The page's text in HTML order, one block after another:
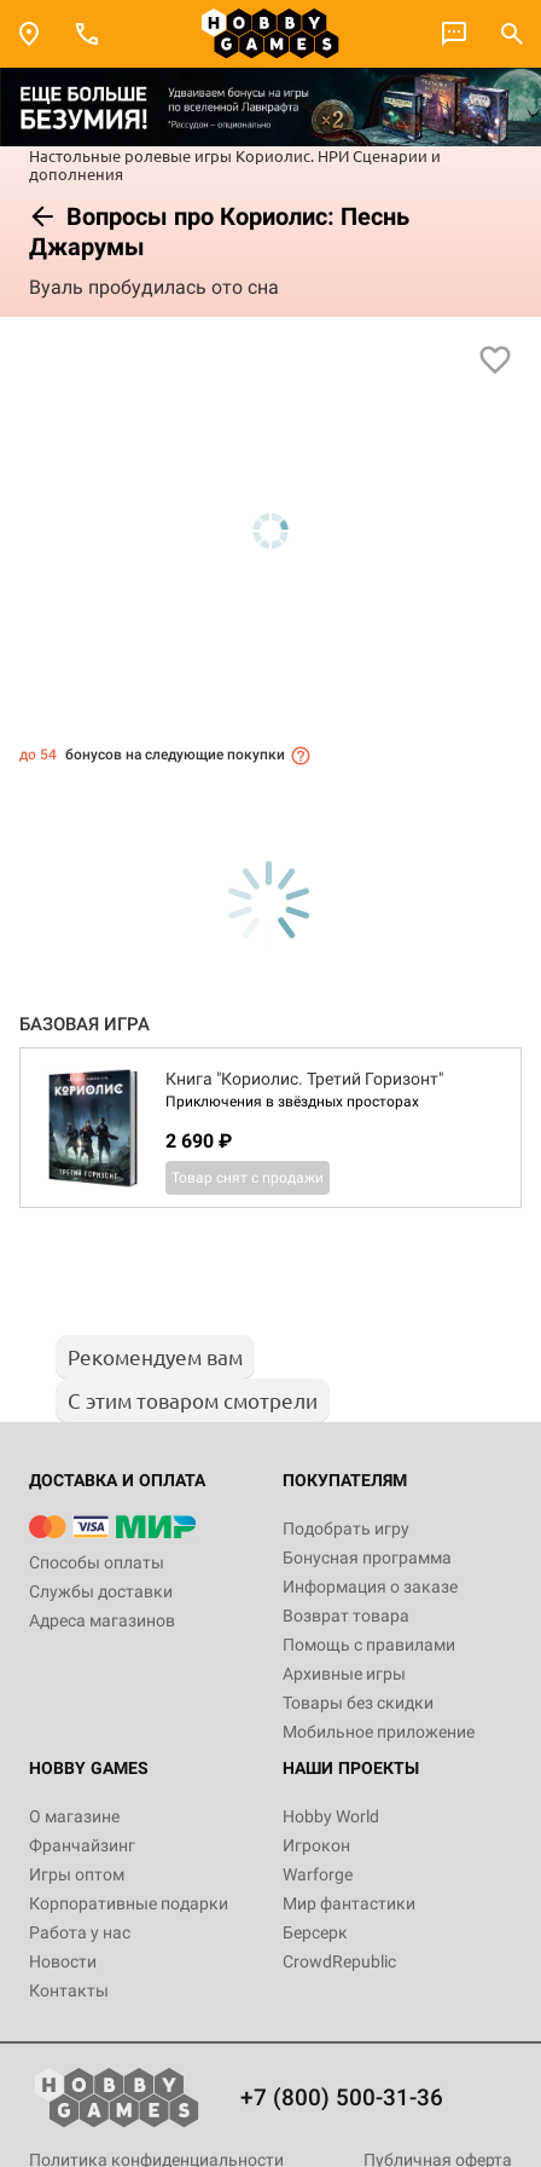
Настольные ролевые игры Кориолис. НРИСценарии и
дополнения
Вопросы про Кориолис: Песнь
Джарумы
Вуаль пробудилась ото сна
до 54 бонусов на следующие покупки
БАЗОВАЯ ИГРА
Книга "Кориолис. Третий Горизонт"
Приключения в звёздных просторах
2 690 ₽
Товар снят с продажи
Рекомендуем вам
С этим товаром смотрели
ДОСТАВКА И ОПЛАТА
Способы оплаты
Службы доставки
Адреса магазинов
ПОКУПАТЕЛЯМ
Подобрать игру
Бонусная программа
Информация о заказе
Возврат товара
Помощь с правилами
Архивные игры
Товары без скидки
Мобильное приложение
HOBBY GAMES
О магазине
Франчайзинг
Игры оптом
Корпоративные подарки
Работа у нас
Новости
Контакты
НАШИ ПРОЕКТЫ
Hobby World
Игрокон
Warforge
Мир фантастики
Берсерк
CrowdRepublic
+7 (800) 500-31-36
Политика конфиденциальности Публичная оферта